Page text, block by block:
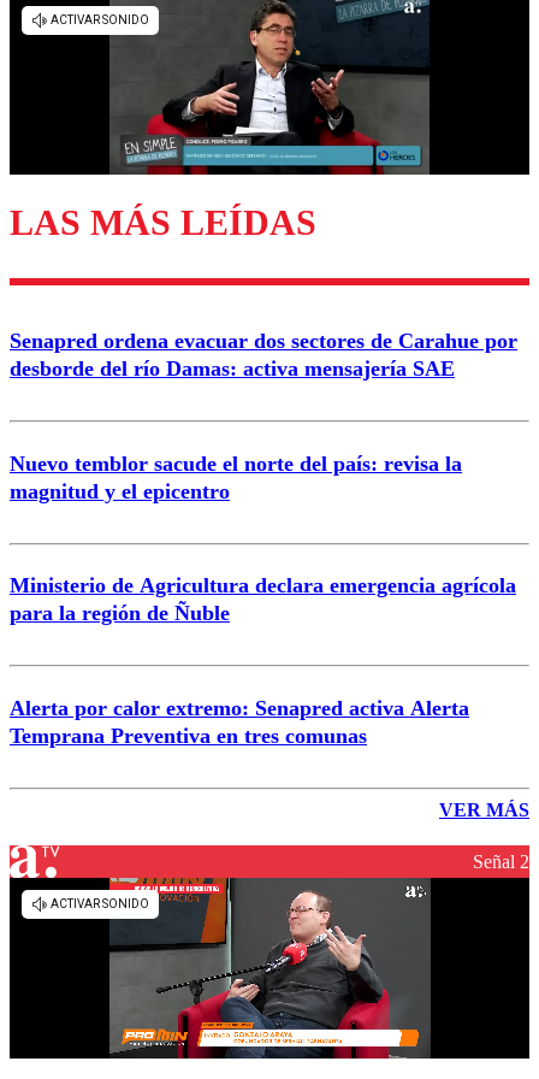
LAS MÁS LEÍDAS
Senapred ordena evacuar dos sectores de Carahue por
desborde del río Damas: activa mensajería SAE
Nuevo temblor sacude el norte del país: revisa la
magnitud y el epicentro
Ministerio de Agricultura declara emergencia agrícola
para la región de Ñuble
Alerta por calor extremo: Senapred activa Alerta
Temprana Preventiva en tres comunas
VER MÁS
Señal 2